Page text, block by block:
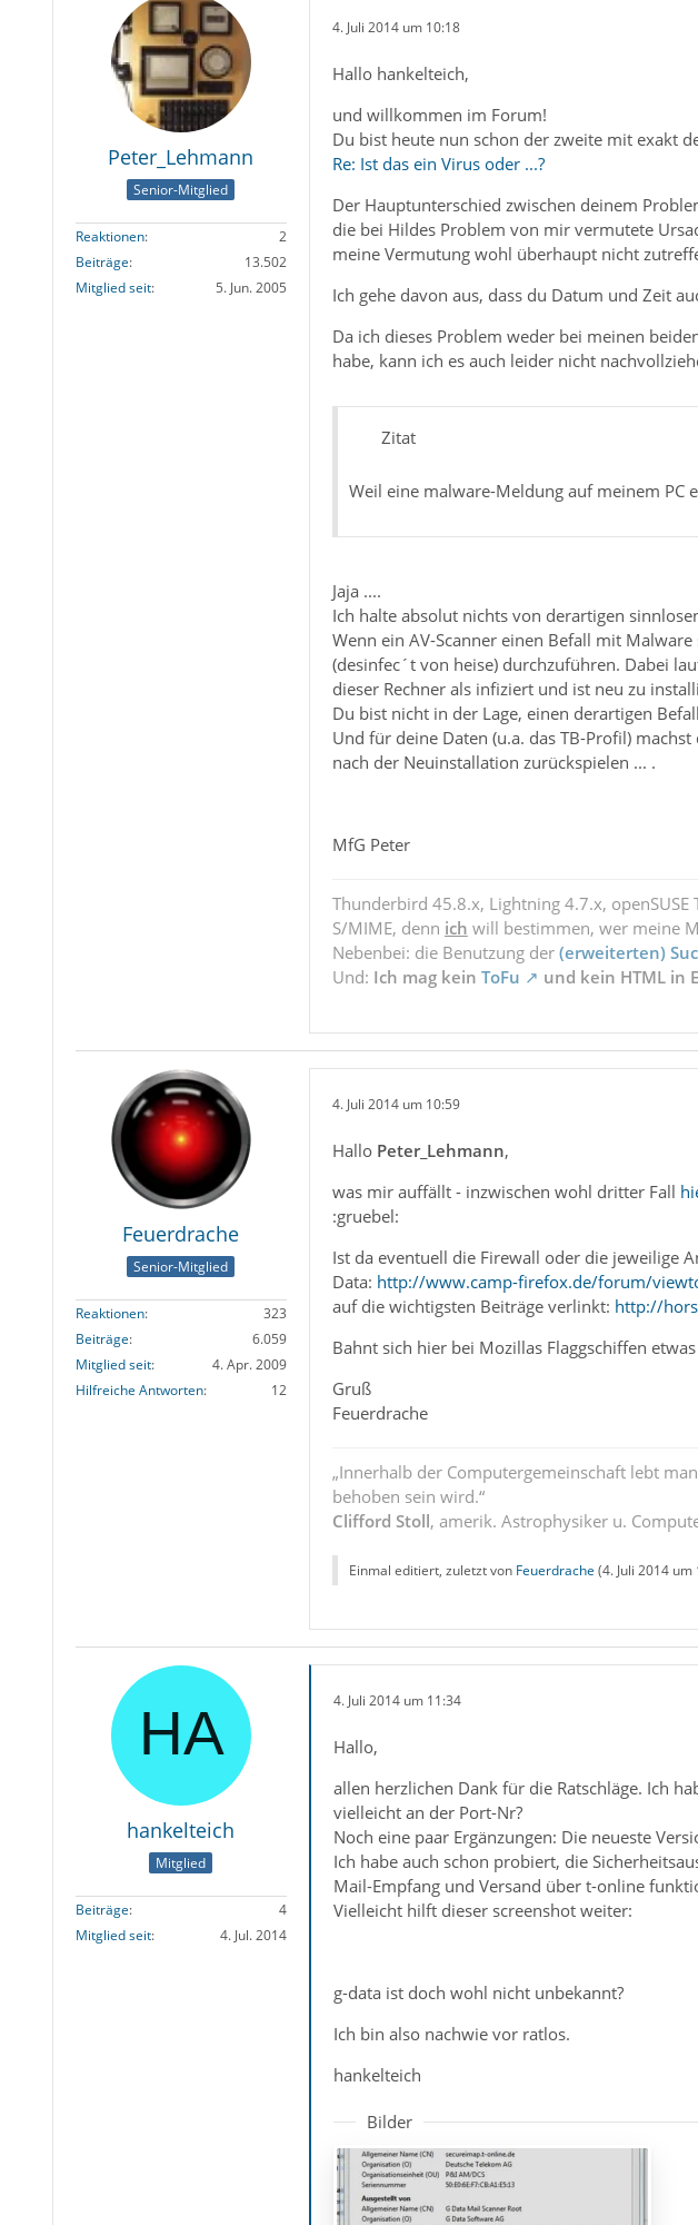
Peter_Lehmann
Senior-Mitglied
Reaktionen
2
Beiträge
13.502
Mitglied seit
5. Jun. 2005
4. Juli 2014 um 10:18
Hallo hankelteich,
und willkommen im Forum!
Du bist heute nun schon der zweite mit exakt
Re: Ist das ein Virus oder ...?
Der Hauptunterschied zwischen deinem
die bei Hildes Problem von mir vermutete
meine Vermutung wohl überhaupt nicht
Ich gehe davon aus, dass du Datum und Zeit
Da ich dieses Problem weder bei meinen
habe, kann ich es auch leider nicht
Zitat
Weil eine malware-Meldung auf meinem PC
Jaja ....
Ich halte absolut nichts von derartigen
Wenn ein AV-Scanner einen Befall mit
(desinfec´t von heise) durchzuführen. Dabei
dieser Rechner als infiziert und ist neu zu
Du bist nicht in der Lage, einen derartigen
Und für deine Daten (u.a. das TB-Profil)
nach der Neuinstallation zurückspielen ... .
MfG Peter
Thunderbird 45.8.x, Lightning 4.7.x,
S/MIME, denn ich will bestimmen, wer meine
Nebenbei: die Benutzung der (erweiterten)
Und: Ich mag kein ToFu und kein HTML in
Feuerdrache
Senior-Mitglied
Reaktionen
323
Beiträge
6.059
Mitglied seit
4. Apr. 2009
Hilfreiche Antworten
12
4. Juli 2014 um 10:59
Hallo Peter_Lehmann,
was mir auffällt - inzwischen wohl dritter Fall
:gruebel:
Ist da eventuell die Firewall oder die jeweilige
Data: http://www.camp-firefox.de/forum/
auf die wichtigsten Beiträge verlinkt: http://
Bahnt sich hier bei Mozillas Flaggschiffen
Gruß
Feuerdrache
„Innerhalb der Computergemeinschaft lebt
behoben sein wird.“
Clifford Stoll, amerik. Astrophysiker u.
Einmal editiert, zuletzt von Feuerdrache (4. Juli 2014 um
hankelteich
Mitglied
Beiträge
4
Mitglied seit
4. Jul. 2014
4. Juli 2014 um 11:34
Hallo,
allen herzlichen Dank für die Ratschläge. Ich
vielleicht an der Port-Nr?
Noch eine paar Ergänzungen: Die neueste
Ich habe auch schon probiert, die
Mail-Empfang und Versand über t-online
Vielleicht hilft dieser screenshot weiter:
g-data ist doch wohl nicht unbekannt?
Ich bin also nachwie vor ratlos.
hankelteich
Bilder